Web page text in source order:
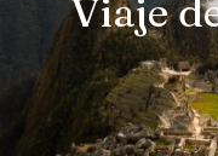
Viaje